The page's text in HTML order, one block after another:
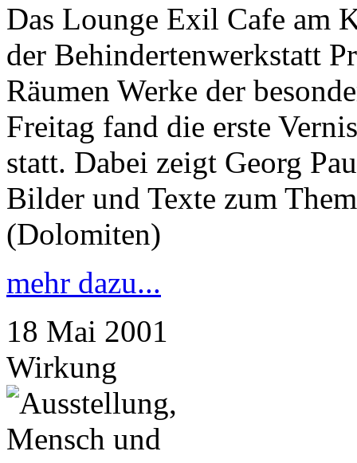
Das Lounge Exil Cafe am
der Behindertenwerkstatt
Räumen Werke der
Freitag fand die erste
statt. Dabei zeigt Georg
Bilder und Texte zum
(Dolomiten)
mehr dazu...
18 Mai 2001
Wirkung